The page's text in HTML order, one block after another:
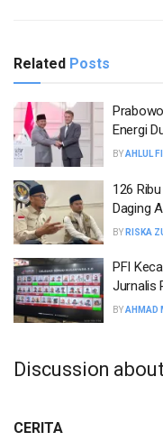
Related Posts
Energi
BYAHLUL
126
Daging
BY RISKA
PFI
Jurnalis
BYAHMAD
Discussion
CERITA